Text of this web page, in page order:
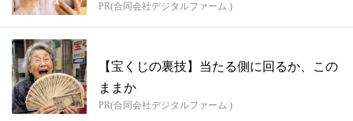
PR(合同会社デジタルファーム )
【宝くじの裏技】当たる側に回るか、この
ままか
PR(合同会社デジタルファーム )